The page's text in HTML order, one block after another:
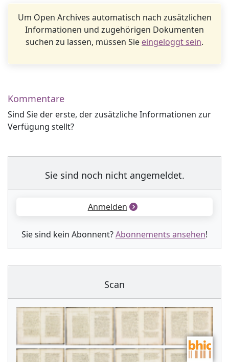
Um Open Archives automatisch nach zusätzlichen
Informationen und zugehörigen Dokumenten
suchen zu lassen, müssen Sie eingeloggt sein.
Kommentare
Sind Sie der erste, der zusätzliche Informationen zur
Verfügung stellt?
Sie sind noch nicht angemeldet.
Anmelden
Sie sind kein Abonnent?Abonnements ansehen!
Scan